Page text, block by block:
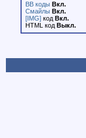
BB коды Вкл.
Смайлы Вкл.
[IMG] код Вкл.
HTML код Выкл.